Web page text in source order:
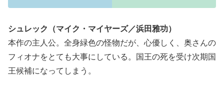
シュレック（マイク・マイヤーズ／浜田雅功）
本作の主人公。全身緑色の怪物だが、心優しく、奥さんの
フィオナをとても大事にしている。国王の死を受け次期国
王候補になってしまう。